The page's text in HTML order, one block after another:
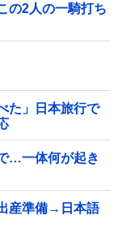
の2人の一騎打ち
た」日本旅行で
…一体何が起き
産準備→日本語